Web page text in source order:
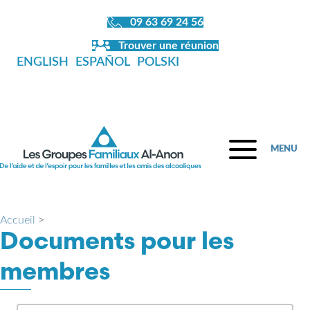
09 63 69 24 56
Trouver une réunion
ENGLISH ESPAÑOL POLSKI
MENU
Accueil >
Documents pour les
membres